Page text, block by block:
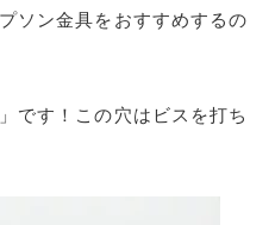
ソン金具をおすすめするの
です！この穴はビスを打ち